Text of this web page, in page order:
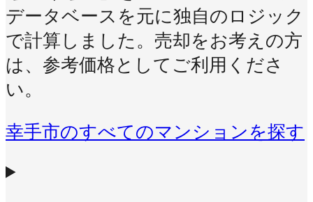
データベースを元に独自のロジック
で計算しました。売却をお考えの方
は、参考価格としてご利用くださ
い。
幸手市のすべてのマンションを探す